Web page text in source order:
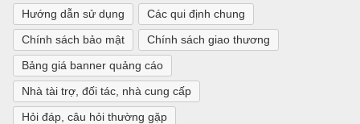
Hướng dẫn sử dụng
Các qui định chung
Chính sách bảo mật
Chính sách giao thương
Bảng giá banner quảng cáo
Nhà tài trợ, đối tác, nhà cung cấp
Hỏi đáp, câu hỏi thường gặp